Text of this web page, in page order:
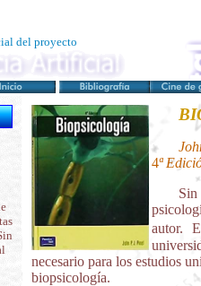
del proyecto
4ª
autor.
necesario para los estudios
biopsicología.